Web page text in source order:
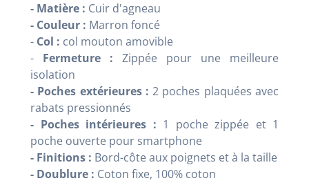
- Matière : Cuir d'agneau
- Couleur : Marron foncé
- Col : col mouton amovible
- Fermeture : Zippée pour une meilleure
isolation
- Poches extérieures : 2 poches plaquées avec
rabats pressionnés
- Poches intérieures : 1 poche zippée et 1
poche ouverte pour smartphone
- Finitions : Bord-côte aux poignets et à la taille
- Doublure : Coton fixe, 100% coton